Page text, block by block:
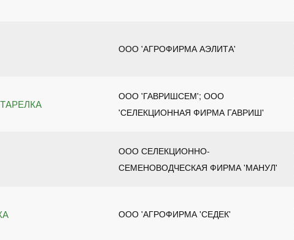
ООО 'АГРОФИРМА АЭЛИТА'
ООО 'ГАВРИШСЕМ'; ООО
'СЕЛЕКЦИОННАЯ ФИРМА ГАВРИШ'
ООО СЕЛЕКЦИОННО-
СЕМЕНОВОДЧЕСКАЯ ФИРМА 'МАНУЛ'
ООО 'АГРОФИРМА 'СЕДЕК'